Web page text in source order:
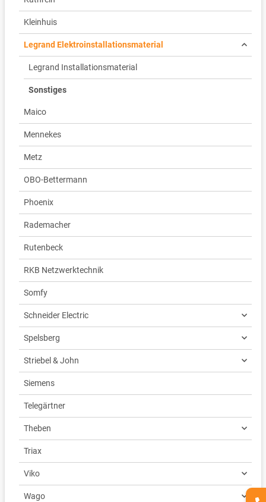
Kleinhuis
Legrand Elektroinstallationsmaterial
Legrand Installationsmaterial
Sonstiges
Maico
Mennekes
Metz
OBO-Bettermann
Phoenix
Rademacher
Rutenbeck
RKB Netzwerktechnik
Somfy
Schneider Electric
Spelsberg
Striebel & John
Siemens
Telegärtner
Theben
Triax
Viko
Wago